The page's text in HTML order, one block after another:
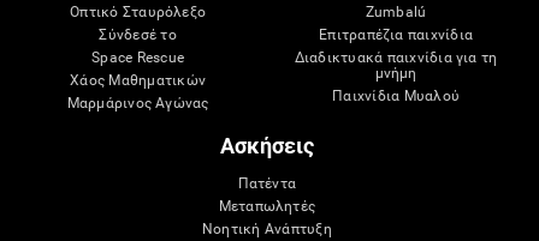
Οπτικό Σταυρόλεξο
Σύνδεσέ το
Space Rescue
Χάος Μαθηματικών
Μαρμάρινος Αγώνας
Zumbalú
Επιτραπέζια παιχνίδια
Διαδικτυακά παιχνίδια για τη
μνήμη
Παιχνίδια Μυαλού
Ασκήσεις
Πατέντα
Μεταπωλητές
Νοητική Ανάπτυξη